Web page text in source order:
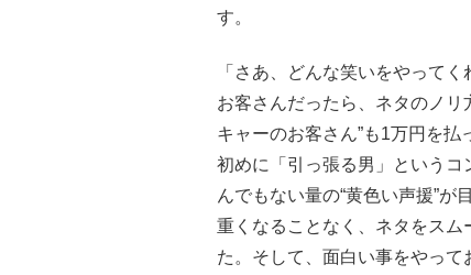
す。
「さあ、どんな笑いをやって
お客さんだったら、ネタのノリ
キャーのお客さん”も1万円を
初めに「引っ張る男」というコ
んでもない量の“黄色い声援”
重くなることなく、ネタをス
た。そして、面白い事をやっ